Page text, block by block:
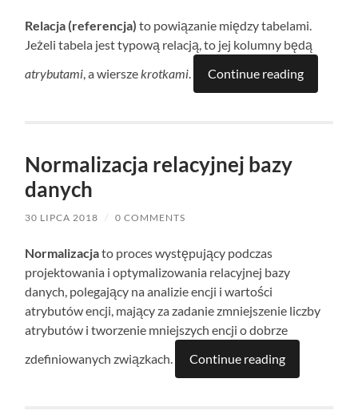
Relacja (referencja) to powiązanie między tabelami.
Jeżeli tabela jest typową relacją, to jej kolumny będą
atrybutami, a wierszekrotkami. Continue reading
Normalizacja relacyjnej bazy
danych
30 LIPCA 2018 / 0 COMMENTS
Normalizacjato proces występujący podczas
projektowania i optymalizowania relacyjnej bazy
danych, polegający na analizie encji i wartości
atrybutów encji, mający za zadanie zmniejszenie liczby
atrybutów i tworzenie mniejszych encji o dobrze
zdefiniowanych związkach.
Continue reading